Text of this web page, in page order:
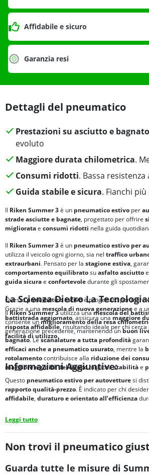
Affidabile e sicuro
Garanzia resi
Dettagli del pneumatico
Prestazioni su asciutto e bagnato
evoluto
Maggiore durata chilometrica.
Consumi ridotti. Bassa
Guida stabile e sicura. Fianchi
Il Riken Summer 3è un pneumatico estivo per
strade asciutte e bagnate, progettato per offrire
miglioratae consumi ridotti nella guida
Il Riken Summer 3è un pneumatico estivo per
utilizza il veicolo ogni giorno, sia nel traffico
extraurbani. Pensato per la stagione estiva,
comportamento equilibratosuasfalto asciuttoe
guida sicurae confortevoledurante gli
Questopneumatico estivoè progettato per unire
Grazie a una mescola di nuova generazionee a
battistrada aggiornato, assicura unamaggiore
risposta affidabile, risultando ideale per chi cerca
facilità di utilizzo.
La Scienza Dietro La
IlRiken Summer 3utilizza unamescola del
consente unmiglioramento della resa
generazione precedente, mantenendo unbuon
bagnato. Lescanalature a tutta profondità
efficaci anche a pneumatico usurato, mentre la
rotolamentocontribuisce alla riduzione dei
maggiore rigidità del fiancomigliorastabilitàe
Informazioni Aggiuntive:
Questo pneumatico estivo per autovetturesi
rapporto qualità-prezzo. È indicato per chi
affidabile, duraturoe orientato all’efficienza
Leggi tutto
Non trovi il pneumatico
Guarda tutte le misure di